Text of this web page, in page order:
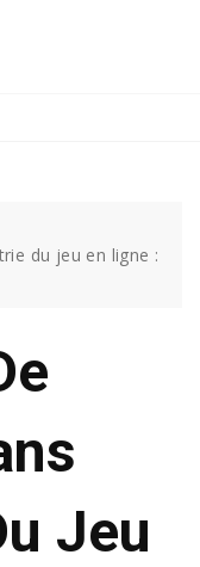
du jeu en ligne :
Jeu